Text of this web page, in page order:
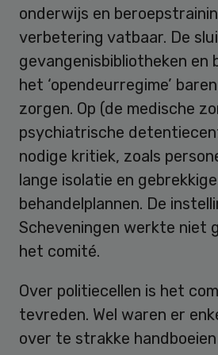
onderwijs en
verbetering vatbaar. De
gevangenisbibliotheken en
het ‘opendeurregime’
zorgen. Op (de medische
psychiatrische
nodige kritiek, zoals
lange isolatie en gebrekkige
behandelplannen. De
Scheveningen werkte niet
het comité.
Over politiecellen is het
tevreden. Wel waren er
over te strakke